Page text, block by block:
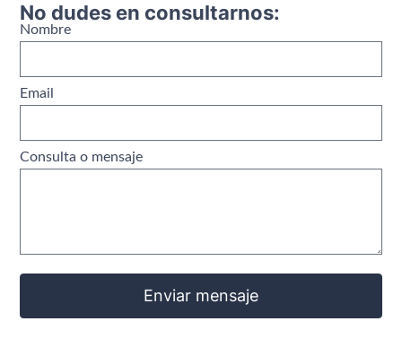
No dudes en consultarnos:
Nombre
Email
Consulta o mensaje
Enviar mensaje